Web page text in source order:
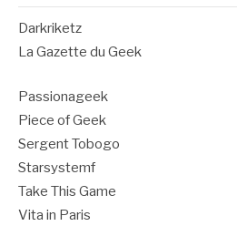
Darkriketz
La Gazette du Geek
Passionageek
Piece of Geek
Sergent Tobogo
Starsystemf
Take This Game
Vita in Paris